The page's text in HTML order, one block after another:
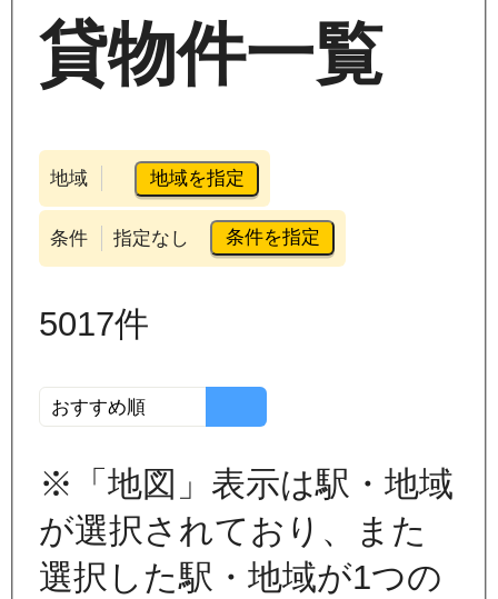
貸物件一覧
地域 地域を指定
条件 指定なし 条件を指定
5017件
※「地図」表示は駅・地域
が選択されており、また
選択した駅・地域が1つの